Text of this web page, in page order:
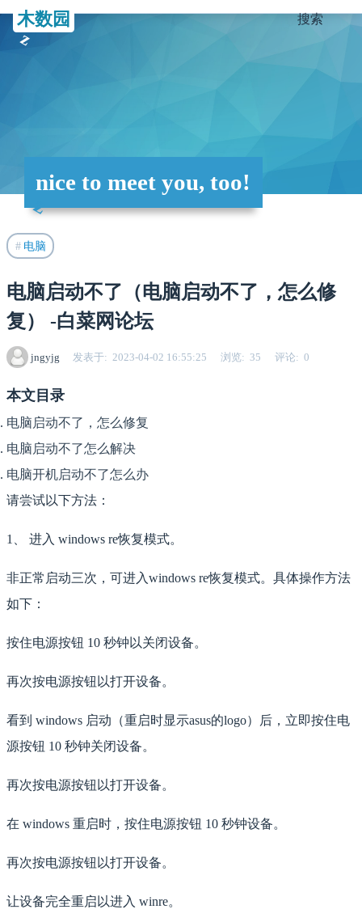
木数园 搜索
nice to meet you, too!
电脑
电脑启动不了（电脑启动不了，怎么修
复） -白菜网论坛
jngyjg 发表于 2023-04-02 16:55:25 浏览 35 评论 0
本文目录
电脑启动不了，怎么修复
电脑启动不了怎么解决
电脑开机启动不了怎么办
请尝试以下方法：
1、 进入 windows re恢复模式。
非正常启动三次，可进入windows re恢复模式。具体操作方法
如下：
按住电源按钮 10 秒钟以关闭设备。
再次按电源按钮以打开设备。
看到 windows 启动（重启时显示asus的logo）后，立即按住电
源按钮 10 秒钟关闭设备。
再次按电源按钮以打开设备。
在 windows 重启时，按住电源按钮 10 秒钟设备。
再次按电源按钮以打开设备。
让设备完全重启以进入 winre。